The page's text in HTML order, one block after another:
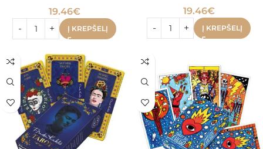
19.46€
Į KREPŠELĮ
19.46€
Į KREPŠELĮ